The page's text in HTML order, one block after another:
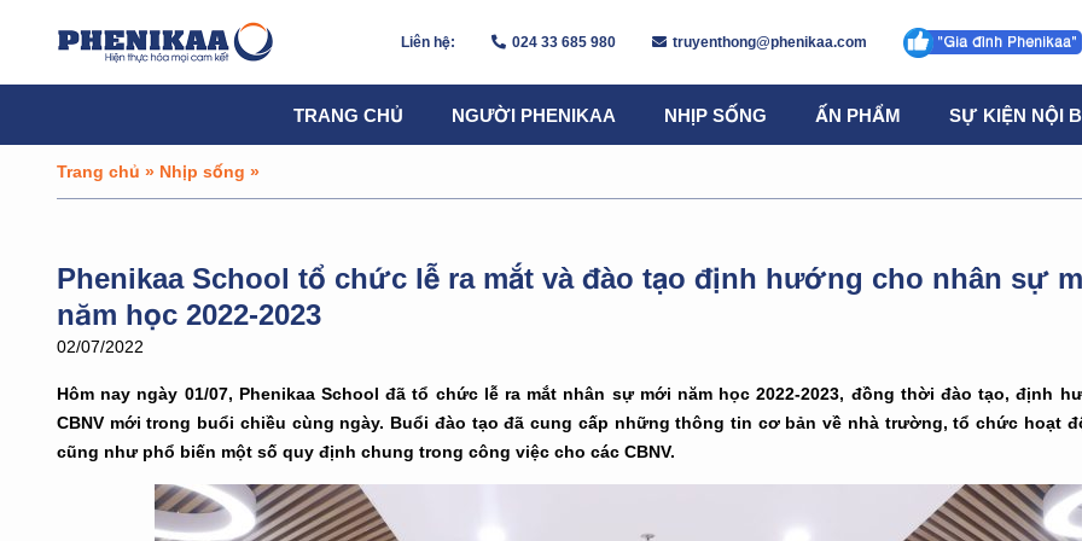
Liên hệ: 024 33 685 980 truyenthong@phenikaa.com
TRANG CHỦ NGƯỜI PHENIKAA NHỊP SỐNG ẤN PHẨM SỰ KIỆN NỘI
Trang chủ » Nhịp sống »
Phenikaa School tổ chức lễ ra mắt và đào tạo định hướng cho nhân sự
năm học 2022-2023
02/07/2022
Hôm nay ngày 01/07, Phenikaa School đã tổ chức lễ ra mắt nhân sự mới năm học 2022-2023, đồng thời đào tạo, định
CBNV mới trong buổi chiều cùng ngày. Buổi đào tạo đã cung cấp những thông tin cơ bản về nhà trường, tổ chức hoạt
cũng như phổ biến một số quy định chung trong công việc cho các CBNV.